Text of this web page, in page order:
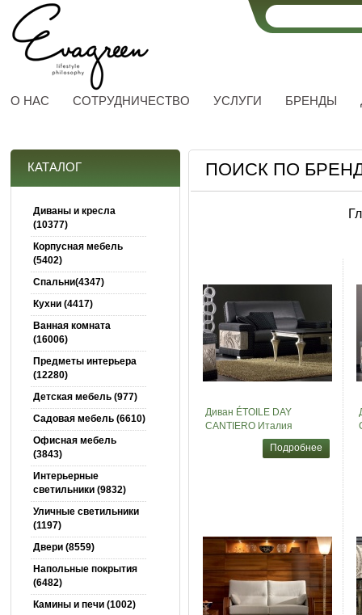
О НАС СОТРУДНИЧЕСТВО УСЛУГИ БРЕНДЫ
КАТАЛОГ
Диваны и кресла
(10377)
Корпусная мебель
(5402)
Спальни(4347)
Кухни (4417)
Ванная комната
(16006)
Предметы интерьера
(12280)
Детская мебель (977)
Садовая мебель (6610)
Офисная мебель
(3843)
Интерьерные
светильники (9832)
Уличные светильники
(1197)
Двери (8559)
Напольные покрытия
(6482)
Камины и печи (1002)
ПОИСК ПО
Диван ÉTOILE DAY
CANTIERO Италия
Подробнее